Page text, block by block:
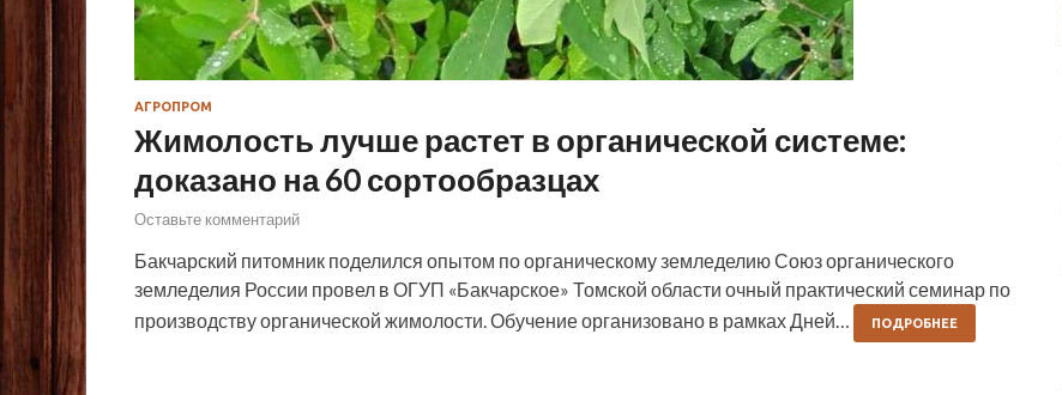
АГРОПРОМ
Жимолость лучше растет в органической системе:
доказано на 60 сортообразцах
Оставьте комментарий
Бакчарский питомник поделился опытом по органическому земледелию Союз органического
земледелия России провел в ОГУП «Бакчарское» Томской области очный практический семинар по
производству органической жимолости. Обучение организовано в рамках Дней…
ПОДРОБНЕЕ